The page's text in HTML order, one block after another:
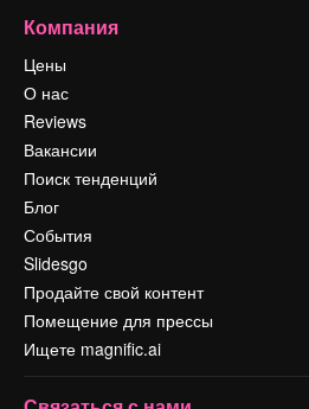
Компания
Цены
О нас
Reviews
Вакансии
Поиск тенденций
Блог
События
Slidesgo
Продайте свой контент
Помещение для прессы
Ищете magnific.ai